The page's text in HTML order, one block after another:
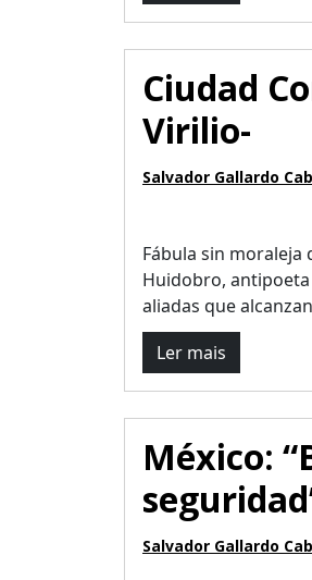
Ciudad
Virilio-
Salvador Gallardo
Fábula sin moraleja
Huidobro,
aliadas que
Ler mais
México:
Salvador Gallardo